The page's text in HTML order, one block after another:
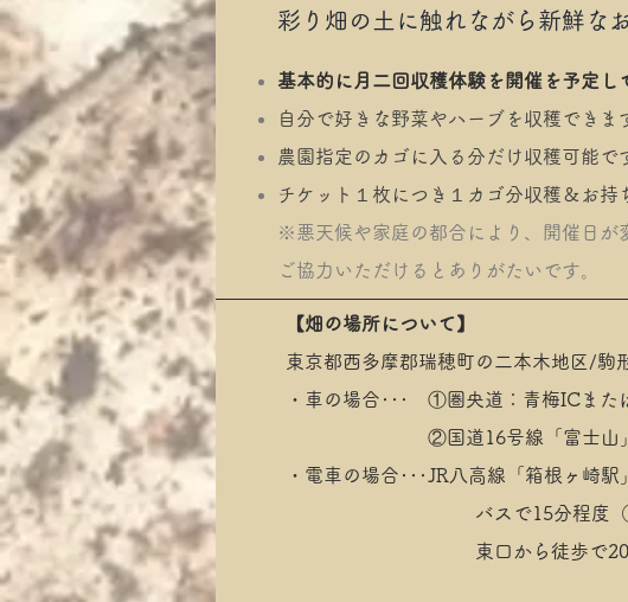
彩り畑の土に触れながら新鮮な
基本的に月二回収穫体験を開催を予定し
自分で好きな野菜やハーブを収穫できま
農園指定のカゴに入る分だけ収穫可能で
チケット１枚につき１カゴ​分収穫＆お持
※悪天候や家庭の都合により、開催日が
ご協力いただけるとありがたいです
【畑の場所について】
東京都西多摩郡瑞穂町の二本木地区/駒
・車の場合･･･ ①圏央道：青梅ICまた
②国道16号線「富士山
・電車の場合･･･JR八高線「箱根ヶ崎駅
バスで15分程度
東口から徒歩